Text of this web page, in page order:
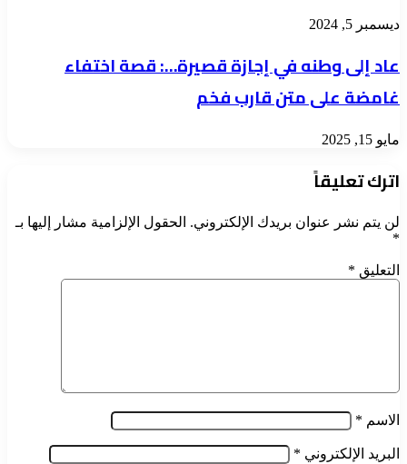
ديسمبر 5, 2024
عاد إلى وطنه في إجازة قصيرة…: قصة اختفاء
غامضة على متن قارب فخم
مايو 15, 2025
اترك تعليقاً
لن يتم نشر عنوان بريدك الإلكتروني. الحقول الإلزامية مشار إليها بـ
*
التعليق *
الاسم *
البريد الإلكتروني *